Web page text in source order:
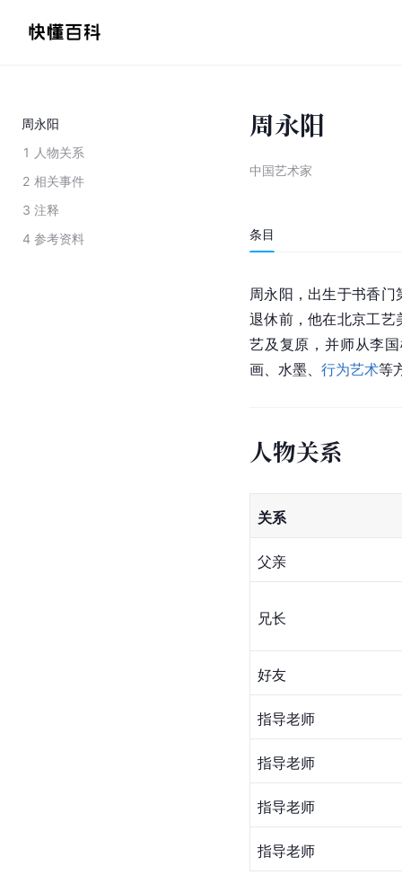
周永阳
1 人物关系
2 相关事件
3 注释
4 参考资料
周永阳
中国艺术家
条目
周永阳，出生于书香
退休前，他在北京工艺
艺及复原，并师从李
画、水墨、 行为艺术等
人物关系
关系
父亲
兄长
好友
指导老师
指导老师
指导老师
指导老师